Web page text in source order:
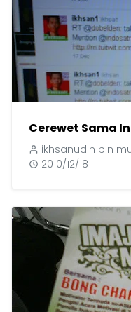
Cerewet Sama
ikhsanudin bin
2010/12/18